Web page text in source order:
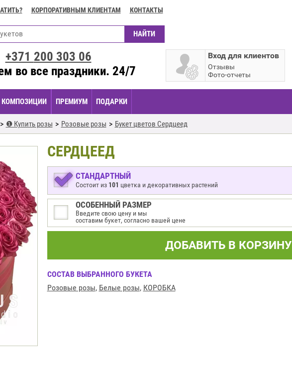
КОРПОРАТИВНЫМ КЛИЕНТАМ КОНТАКТЫ
Вход для клиентов
Отзывы
Фото-отчеты
+371 200 303 06
во все праздники. 24/7
КОМПОЗИЦИИ ПРЕМИУМ ПОДАРКИ
❶ Купить розы Розовые розы Букет цветов Cердцеед
CЕРДЦЕЕД
СТАНДАРТНЫЙ
Состоит из 101 цветка и декоративных растений
ОСОБЕННЫЙ РАЗМЕР
Введите свою цену и мы
составим букет, согласно вашей цене
ДОБАВИТЬ В КОРЗИНУ
СОСТАВ ВЫБРАННОГО БУКЕТА
Розовые розы, Белые розы, КОРОБКА